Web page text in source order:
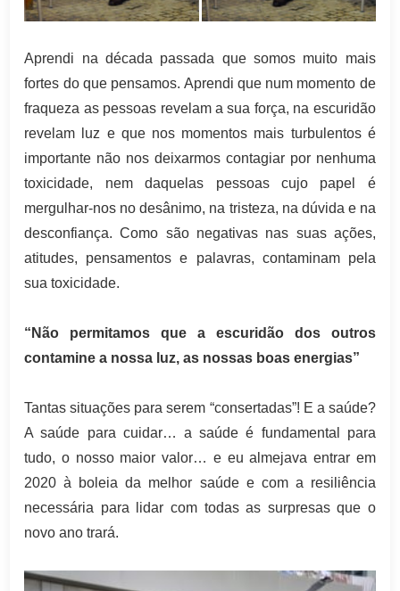
Aprendi na década passada que somos muito mais
fortes do que pensamos. Aprendi que num momento de
fraqueza as pessoas revelam a sua força, na escuridão
revelam luz e que nos momentos mais turbulentos é
importante não nos deixarmos contagiar por nenhuma
toxicidade, nem daquelas pessoas cujo papel é
mergulhar-nos no desânimo, na tristeza, na dúvida e na
desconfiança. Como são negativas nas suas ações,
atitudes, pensamentos e palavras, contaminam pela
sua toxicidade.
“Não permitamos que a escuridão dos outros
contamine a nossa luz, as nossas boas energias”
Tantas situações para serem “consertadas”! E a saúde?
A saúde para cuidar… a saúde é fundamental para
tudo, o nosso maior valor… e eu almejava entrar em
2020 à boleia da melhor saúde e com a resiliência
necessária para lidar com todas as surpresas que o
novo ano trará.